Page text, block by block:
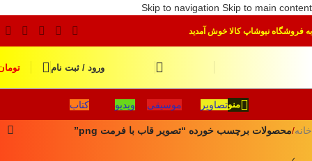
Skip to navigation Skip to main content
به فروشگاه نیوشاپ کالا خوش آمدید
ورود / ثبت نام
منوتصاویر موسیقی ویدیو کتاب
خانه/محصولات برچسب خورده “تصویر قاب با فرمت png”